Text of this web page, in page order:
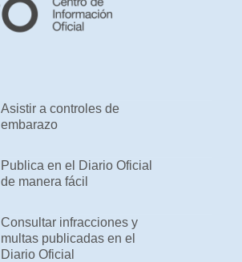
Asistir a controles de
embarazo
Publica en el Diario Oficial
de manera fácil
Consultar infracciones y
multas publicadas en el
Diario Oficial